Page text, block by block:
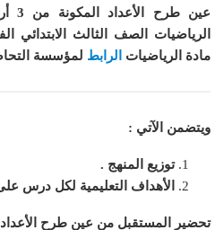
الرياضيات الصف الثالث الابتدائي
مادة الرياضيات
الرابط لمؤسسة
ويتضمن الآتي :
توزيع المنهج .
الأهداف التعليمية لكل درس